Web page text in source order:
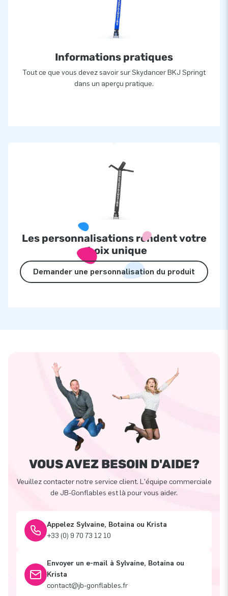
Informations pratiques
Tout ce que vous devez savoir sur Skydancer BKJ Springt
dans un aperçu pratique.
Les personnalisations rendent votre
choix unique
Demander une personnalisation du produit
VOUS AVEZ BESOIN D'AIDE?
Veuillez contacter notre service client. L'équipe commerciale
de JB-Gonflables est là pour vous aider.
Appelez Sylvaine, Botaina ou Krista
+33 (0) 9 70 73 12 10
Envoyer un e-mail à Sylvaine, Botaina ou
Krista
contact@jb-gonflables.fr